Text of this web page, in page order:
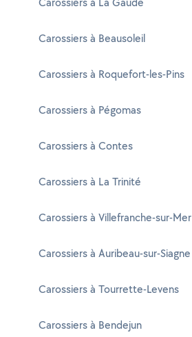
Carossiers à Beausoleil
Carossiers à Roquefort-les-Pins
Carossiers à Pégomas
Carossiers à Contes
Carossiers à La Trinité
Carossiers à Villefranche-sur-Mer
Carossiers à Auribeau-sur-Siagne
Carossiers à Tourrette-Levens
Carossiers à Bendejun